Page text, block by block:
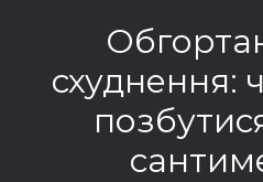
схуднення: